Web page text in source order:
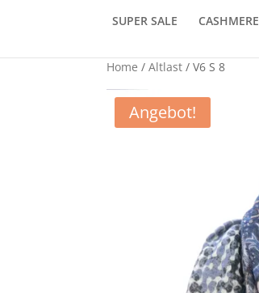
SUPER SALE CASHMERE
Home / Altlast / V6 S 8
Angebot!